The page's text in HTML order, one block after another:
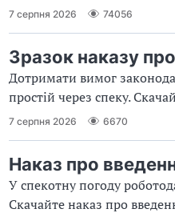
7 серпня 2026 74056
Зразок наказу
Дотримати вимог
простій через спеку.
7 серпня 2026 6670
Наказ про
У спекотну погоду
Скачайте наказ про